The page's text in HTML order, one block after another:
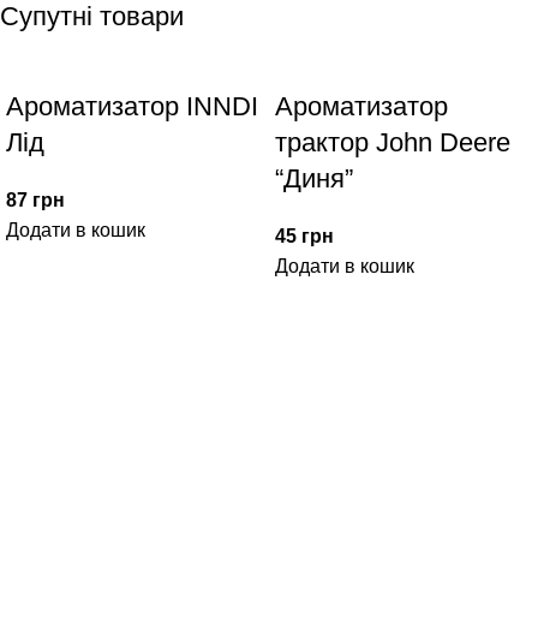
Супутні товари
Ароматизатор INNDI
Лід
87 грн
Додати в кошик
Ароматизатор
трактор John Deere
“Диня”
45 грн
Додати в кошик